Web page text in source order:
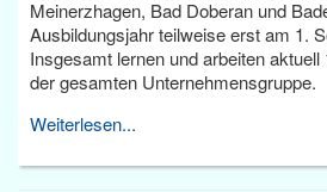
Meinerzhagen, Bad Doberan und
Ausbildungsjahr teilweise erst am 1.
Insgesamt lernen und arbeiten
der gesamten Unternehmensgruppe.
Weiterlesen...